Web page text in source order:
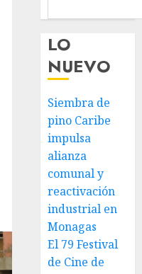
LO
NUEVO
Siembra de
pino Caribe
impulsa
alianza
comunal y
reactivación
industrial en
Monagas
El 79 Festival
de Cine de